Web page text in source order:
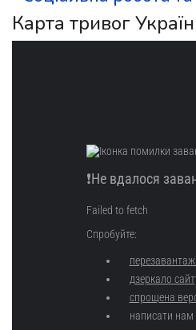
Карта тривог